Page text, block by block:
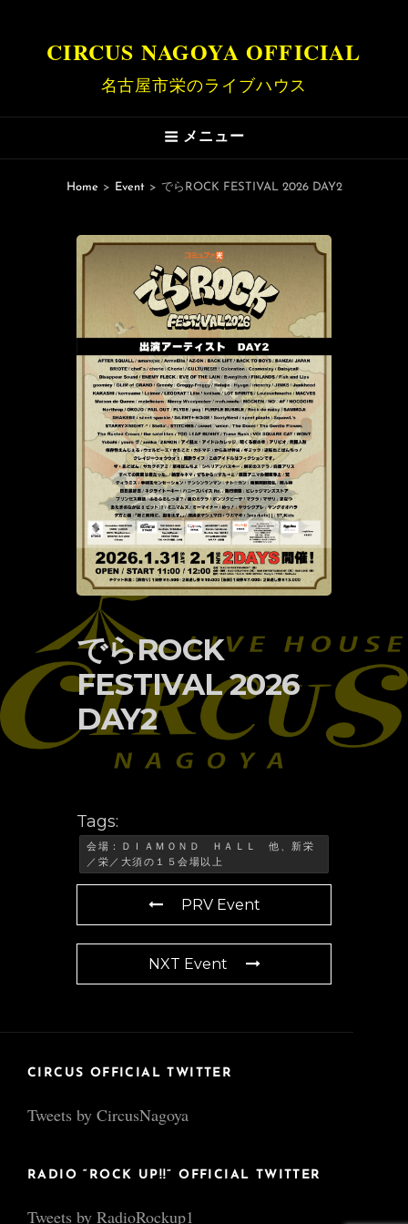
CIRCUS NAGOYA OFFICIAL
名古屋市栄のライブハウス
メニュー
Home > Event > でらROCK FESTIVAL 2026 DAY2
でらROCK
FESTIVAL 2026
DAY2
Tags:
会場：ＤＩＡＭＯＮＤ ＨＡＬＬ 他、新栄
／栄／大須の１５会場以上
PRV Event
NXT Event
CIRCUS OFFICIAL TWITTER
Tweets by CircusNagoya
RADIO “ROCK UP!!” OFFICIAL TWITTER
Tweets by RadioRockup1